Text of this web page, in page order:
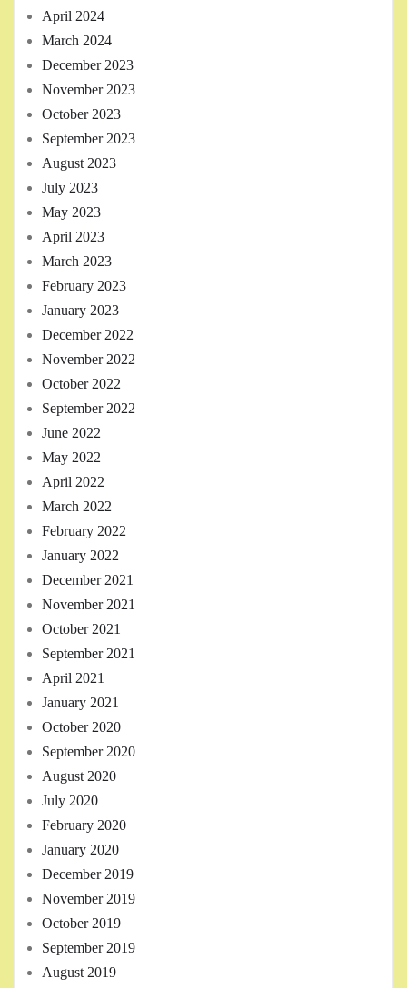
April 2024
March 2024
December 2023
November 2023
October 2023
September 2023
August 2023
July 2023
May 2023
April 2023
March 2023
February 2023
January 2023
December 2022
November 2022
October 2022
September 2022
June 2022
May 2022
April 2022
March 2022
February 2022
January 2022
December 2021
November 2021
October 2021
September 2021
April 2021
January 2021
October 2020
September 2020
August 2020
July 2020
February 2020
January 2020
December 2019
November 2019
October 2019
September 2019
August 2019